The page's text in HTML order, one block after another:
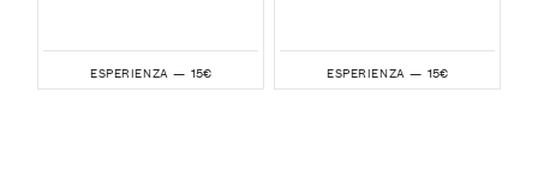
ESPERIENZA — 15€ ESPERIENZA — 15€